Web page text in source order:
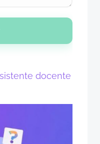
docente